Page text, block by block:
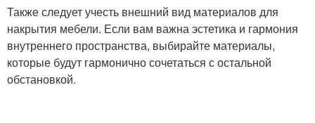
Также следует учесть внешний вид материалов для
накрытия мебели. Если вам важна эстетика и гармония
внутреннего пространства, выбирайте материалы,
которые будут гармонично сочетаться с остальной
обстановкой.